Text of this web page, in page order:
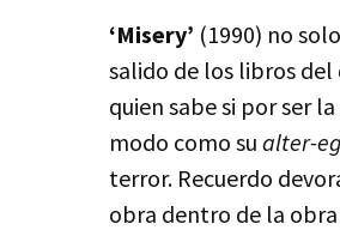
‘Misery’ (1990) no
salido de los libros del
quien sabe si por ser
modo como su alter-
terror. Recuerdo
obra dentro de la